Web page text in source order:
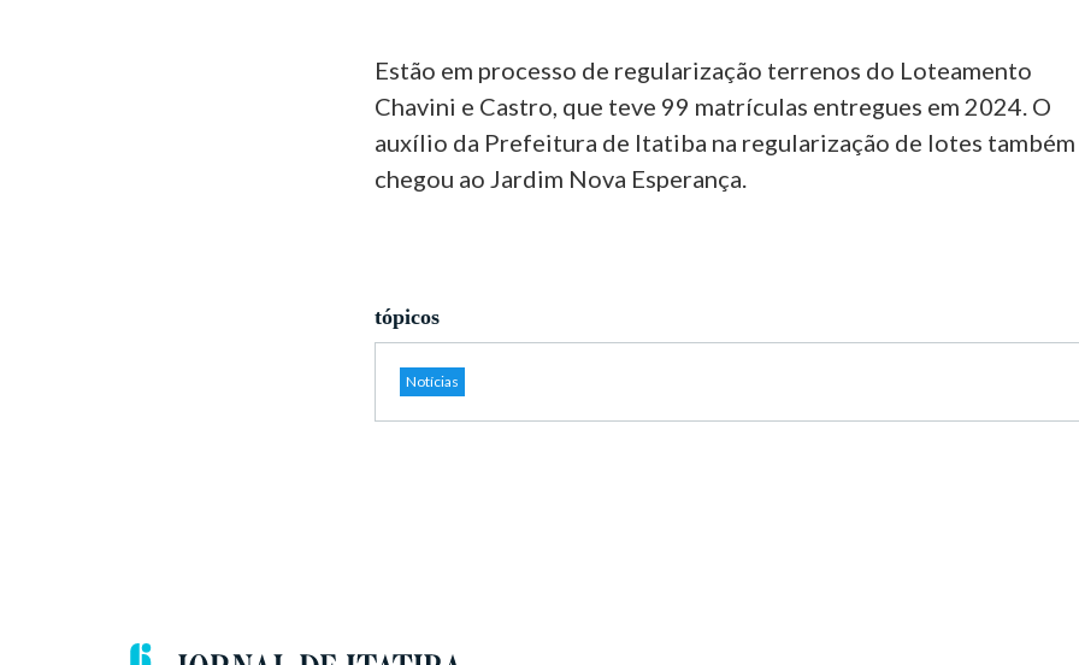
Estão em processo de regularização terrenos do Loteamento
Chavini e Castro, que teve 99 matrículas entregues em 2024. O
auxílio da Prefeitura de Itatiba na regularização de lotes também
chegou ao Jardim Nova Esperança.
tópicos
Notícias